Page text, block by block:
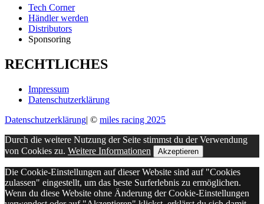
Tech Corner
Händler werden
Distributors
Sponsoring
RECHTLICHES
Impressum
Datenschutzerklärung
Datenschutzerklärung| © miles racing 2025
Durch die weitere Nutzung der Seite stimmst du der Verwendung
von Cookies zu. Weitere Informationen Akzeptieren
Die Cookie-Einstellungen auf dieser Website sind auf "Cookies
zulassen" eingestellt, um das beste Surferlebnis zu ermöglichen.
Wenn du diese Website ohne Änderung der Cookie-Einstellungen